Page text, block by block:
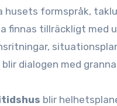
formspråk,
tillräckligt med
dialogen med
blir